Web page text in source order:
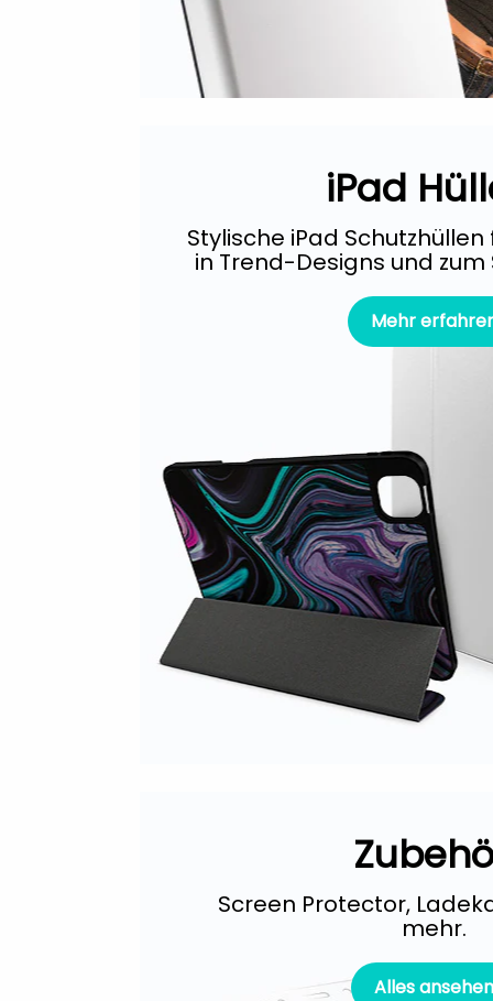
iPad
Stylische iPad
in Trend-Designs und
Mehr
Screen Protector,
mehr.
Alles ansehen